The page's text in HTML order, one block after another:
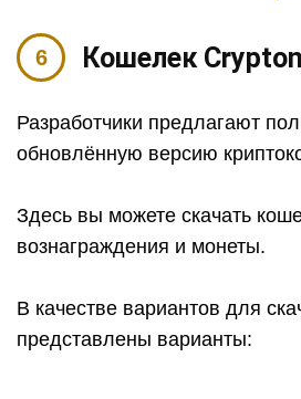
Кошелек
Разработчики предлагают
обновлённую версию
Здесь вы можете скачать
вознаграждения и монеты.
В качестве вариантов для
представлены варианты: